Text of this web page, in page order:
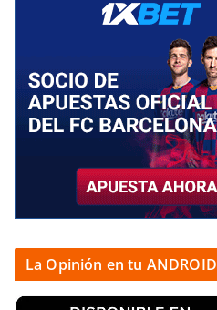
La Opinión en tu ANDROID